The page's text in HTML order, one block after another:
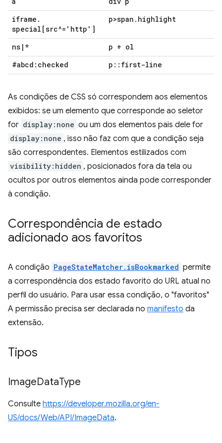
iframe .
special[src^='http']
p>span . highlight
ns | *
p + ol
#abcd:checked
p :: first-line
As condições de CSS só correspondem aos elementos
exibidos: se um elemento que corresponde ao seletor
for display:none ou um dos elementos pais dele for
display:none , isso não faz com que a condição seja
são correspondentes. Elementos estilizados com
visibility:hidden , posicionados fora da tela ou
ocultos por outros elementos ainda pode corresponder
à condição.
Correspondência de estado
adicionado aos favoritos
A condição PageStateMatcher.isBookmarked permite
a correspondência dos estado favorito do URL atual no
perfil do usuário. Para usar essa condição, o "favoritos"
A permissão precisa ser declarada no manifesto da
extensão.
Tipos
ImageDataType
Consulte https://developer.mozilla.org/en-
US/docs/Web/API/ImageData.